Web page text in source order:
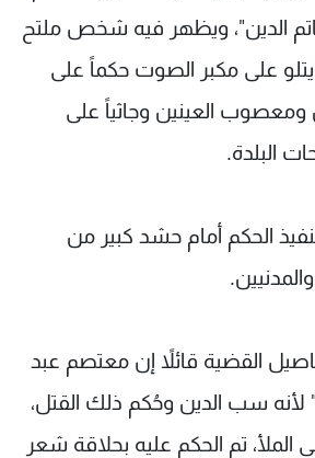
الدين"، ويظهر فيه شخص ملتح
يتلو على مكبر الصوت حكماً على
العينين وجاثياً على
البلدة.
الحكم أمام حشد كبير من
القضية قائلاً إن معتصم عبد
لأنه سب الدين وحُكم ذلك القتل،
الملأ، تم الحكم عليه بحلاقة شعر